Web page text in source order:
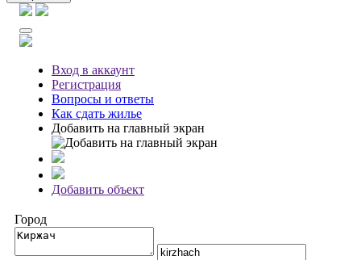
Вход в аккаунт
Регистрация
Вопросы и ответы
Как сдать жилье
Добавить на главный экран
Добавить объект
Город